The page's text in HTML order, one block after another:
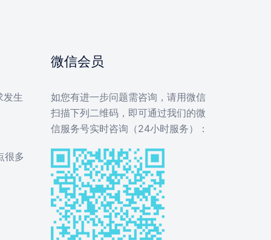
发生
很多
微信会员
如您有进一步问题需咨询，请用微信
扫描下列二维码，即可通过我们的微
信服务号实时咨询（24小时服务）：